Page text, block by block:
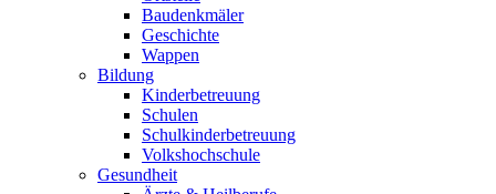
Baudenkmäler
Geschichte
Wappen
Bildung
Kinderbetreuung
Schulen
Schulkinderbetreuung
Volkshochschule
Gesundheit